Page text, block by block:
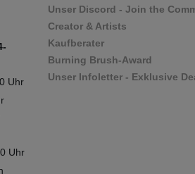
Uhr
Uhr
Unser Discord - Join the
Creator & Artists
Kaufberater
Burning Brush-Award
Unser Infoletter - Exklusive